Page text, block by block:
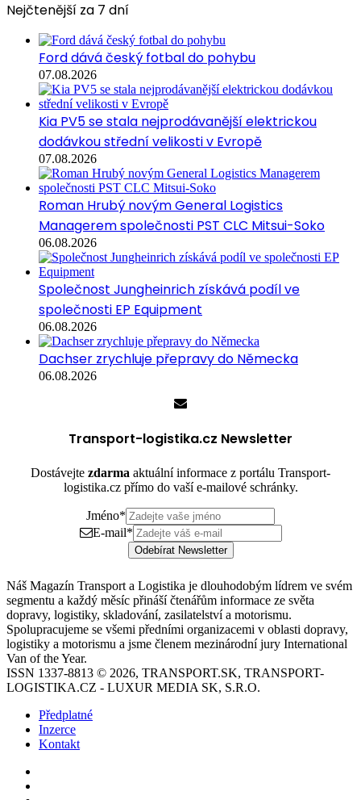
Nejčtenější za 7 dní
Ford dává český fotbal do pohybu
07.08.2026
Kia PV5 se stala nejprodávanější elektrickou
dodávkou střední velikosti v Evropě
07.08.2026
Roman Hrubý novým General Logistics
Managerem společnosti PST CLC Mitsui-Soko
06.08.2026
Společnost Jungheinrich získává podíl ve
společnosti EP Equipment
06.08.2026
Dachser zrychluje přepravy do Německa
06.08.2026
Transport-logistika.cz Newsletter
Dostávejte zdarma aktuální informace z portálu Transport-
logistika.cz přímo do vaší e-mailové schránky.
Jméno*
E-mail*
Odebírat Newsletter
Náš Magazín Transport a Logistika je dlouhodobým lídrem ve svém
segmentu a každý měsíc přináší čtenářům informace ze světa
dopravy, logistiky, skladování, zasilatelství a motorismu.
Spolupracujeme se všemi předními organizacemi v oblasti dopravy,
logistiky a motorismu a jsme členem mezinárodní jury International
Van of the Year.
ISSN 1337-8813 © 2026, TRANSPORT.SK, TRANSPORT-
LOGISTIKA.CZ - LUXUR MEDIA SK, S.R.O.
Předplatné
Inzerce
Kontakt